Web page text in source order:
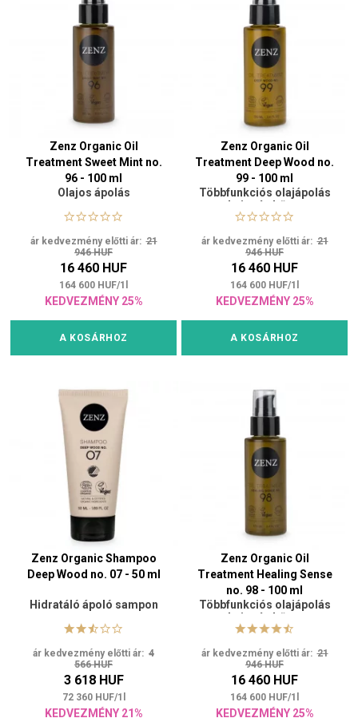
Zenz Organic Oil
Treatment Sweet Mint no.
96 - 100 ml
Olajos ápolás
ár kedvezmény előtti ár:21
946 HUF
16 460 HUF
164 600 HUF/1
KEDVEZMÉNY 25%
A KOSÁRHOZ
Zenz Organic Oil
Treatment Deep Wood no.
99 - 100 ml
Többfunkciós olajápolás
hajra és bőrre
ár kedvezmény előtti ár:21
946 HUF
16 460 HUF
164 600 HUF/1
KEDVEZMÉNY 25%
A KOSÁRHOZ
Zenz Organic Shampoo
Deep Wood no. 07 - 50 ml
Hidratáló ápoló sampon
ár kedvezmény előtti ár: 4
566 HUF
3 618 HUF
72 360 HUF/1
KEDVEZMÉNY 21%
Zenz Organic Oil
Treatment Healing Sense
no. 98 - 100 ml
Többfunkciós olajápolás
hajra és bőrre
ár kedvezmény előtti ár:21
946 HUF
16 460 HUF
164 600 HUF/1
KEDVEZMÉNY 25%